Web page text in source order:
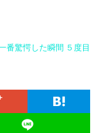
番驚愕した瞬間 ５度目